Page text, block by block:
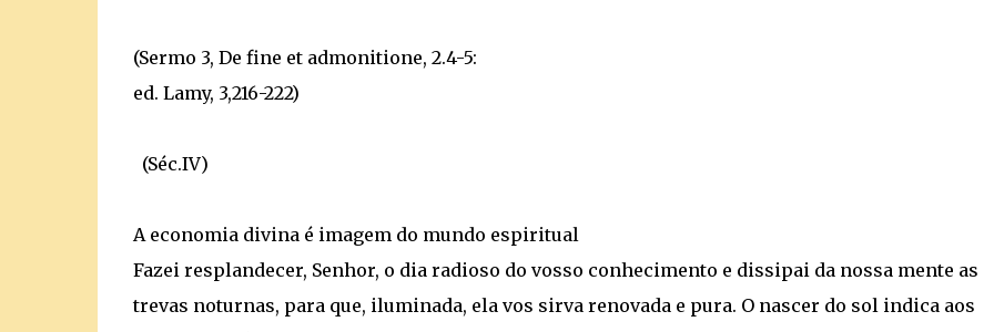
(Sermo 3, De fine et admonitione, 2.4-5:
ed. Lamy, 3,216-222)
(Séc.IV)
A economia divina é imagem do mundo espiritual
Fazei resplandecer, Senhor, o dia radioso do vosso conhecimento e dissipai da nossa mente as
trevas noturnas, para que, iluminada, ela vos sirva renovada e pura. O nascer do sol indica aos